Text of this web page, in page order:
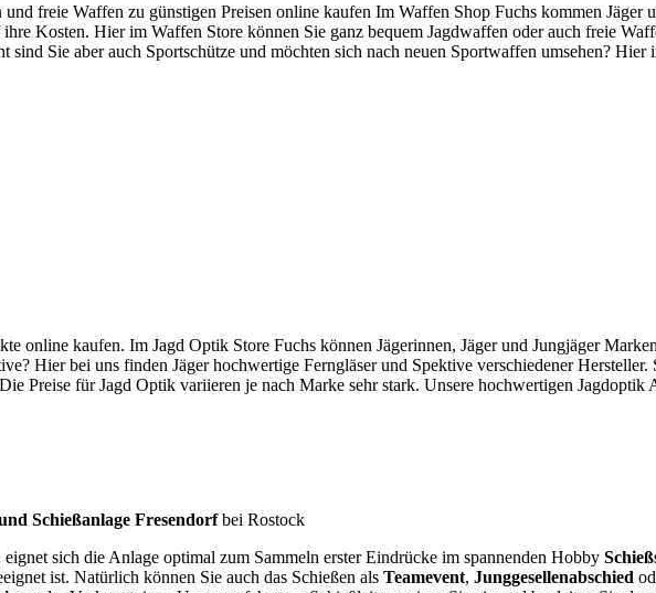
freie Waffen zu günstigen Preisen online kaufen Im Waffen Shop Fuchs kommen Jäger
Kosten. Hier im Waffen Store können Sie ganz bequem Jagdwaffen oder auch freie
sind Sie aber auch Sportschütze und möchten sich nach neuen Sportwaffen umsehen?
online kaufen. Im Jagd Optik Store Fuchs können Jägerinnen, Jäger und Jungjäger
Hier bei uns finden Jäger hochwertige Ferngläser und Spektive verschiedener Hersteller.
Preise für Jagd Optik variieren je nach Marke sehr stark. Unsere hochwertigen
Schießanlage Fresendorfbei Rostock
sich die Anlage optimal zum Sammeln erster Eindrücke im spannenden Hobby
ist. Natürlich können Sie auch das Schießen als Teamevent, Junggesellenabschied